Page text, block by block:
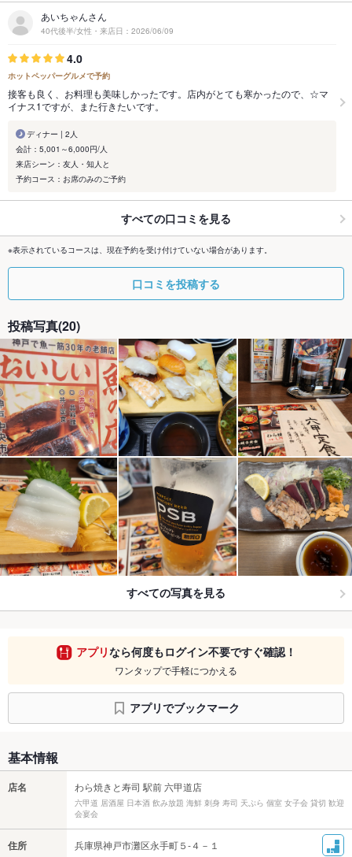
あいちゃんさん
40代後半/女性・来店日：2026/06/09
4.0
ホットペッパーグルメで予約
接客も良く、お料理も美味しかったです。店内がとても寒かったので、☆マ
イナス1ですが、また行きたいです。
ディナー | 2人
会計：5,001～6,000円/人
来店シーン：友人・知人と
予約コース：お席のみのご予約
すべての口コミを見る
※表示されているコースは、現在予約を受け付けていない場合があります。
口コミを投稿する
投稿写真(20)
すべての写真を見る
アプリなら何度もログイン不要ですぐ確認！
ワンタップで手軽につかえる
アプリでブックマーク
基本情報
店名 わら焼きと寿司 駅前 六甲道店
六甲道 居酒屋 日本酒 飲み放題 海鮮 刺身 寿司 天ぷら 個室 女子会 貸切 歓迎
会宴会
住所 兵庫県神戸市灘区永手町５-４－１